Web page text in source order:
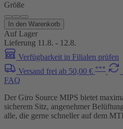
Größe
In den Warenkorb
Auf Lager
Lieferung 11.8. - 12.8.
Verfügbarkeit in Filialen prüfen
Versand frei ab 50,00 € ***
FAQ
Der Giro Source MIPS bietet
sicherem Sitz, angenehmer
alle, die gerne schneller auf dem